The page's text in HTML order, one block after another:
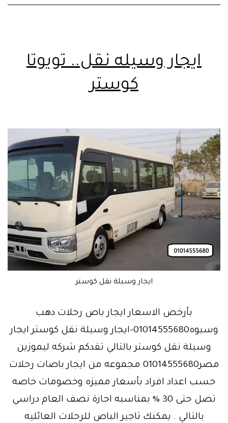
ايجار وسيله نقل.. تويوتا
كوستر
ايجار وسيلة نقل كوستر
بأرخص الاسعار ايجار باص رحلات دهب
وسيوه01014555680-ايجار وسيلة نقل كوستر ايجار
وسيلة نقل كوستر بالتالي تقدكم شركه ليموزين
مصر01014555680 مجموعه من ايجار باصات رحلات
حسب اعداد افراد بأسعار مميزه وخصومات خاصه
تصل حتى 30 % بمناسبه اجازة نصف العام دراسي
بالتالي . يمكنك تاجير الباص للرحلات العائليه